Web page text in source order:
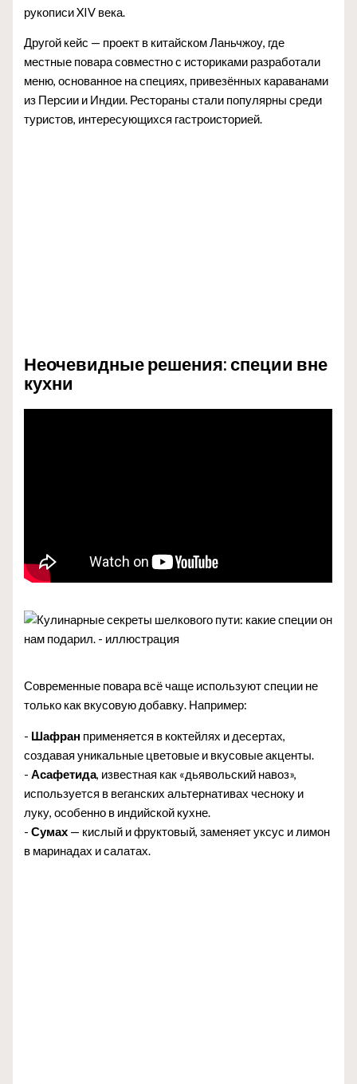
рукописи XIV века.
Другой кейс — проект в китайском Ланьчжоу, где
местные повара совместно с историками разработали
меню, основанное на специях, привезённых караванами
из Персии и Индии. Рестораны стали популярны среди
туристов, интересующихся гастроисторией.
Неочевидные решения: специи вне
кухни
Современные повара всё чаще используют специи не
только как вкусовую добавку. Например:
- Шафран применяется в коктейлях и десертах,
создавая уникальные цветовые и вкусовые акценты.
-Асафетида, известная как «дьявольский навоз»,
используется в веганских альтернативах чесноку и
луку, особенно в индийской кухне.
-Сумах — кислый и фруктовый, заменяет уксус и лимон
в маринадах и салатах.